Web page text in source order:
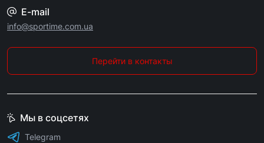
E-mail
info@sportime.com.ua
Перейти в контакты
Мы в соцсетях
Telegram